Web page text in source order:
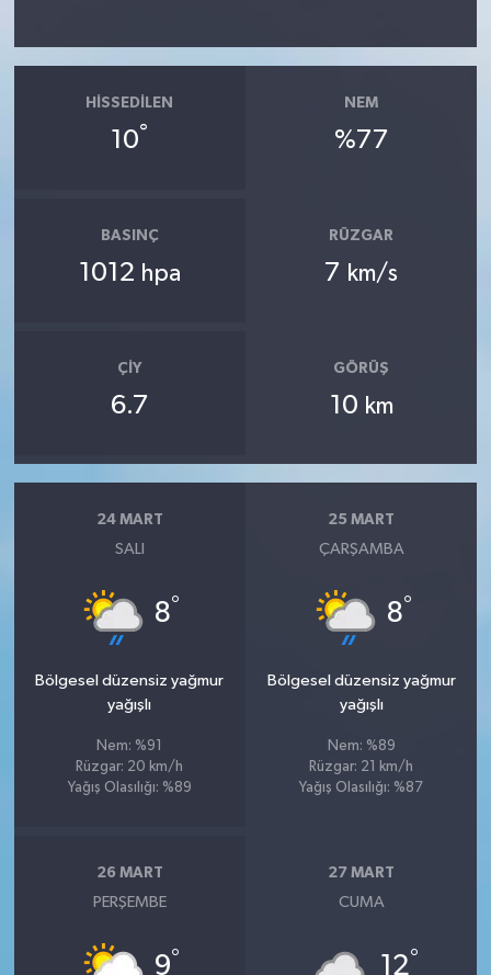
HISSEDILEN
10°
NEM
%77
BASINÇ
1012 hpa
RÜZGAR
7 km/s
ÇIY
6.7
GÖRÜŞ
10 km
24 MART
SALI
8°
Bölgesel düzensiz yağmur
yağışlı
Nem: %91
Rüzgar: 20 km/h
Yağış Olasılığı: %89
25 MART
ÇARŞAMBA
8°
Bölgesel düzensiz yağmur
yağışlı
Nem: %89
Rüzgar: 21 km/h
Yağış Olasılığı: %87
26 MART
PERŞEMBE
9°
27 MART
CUMA
12°